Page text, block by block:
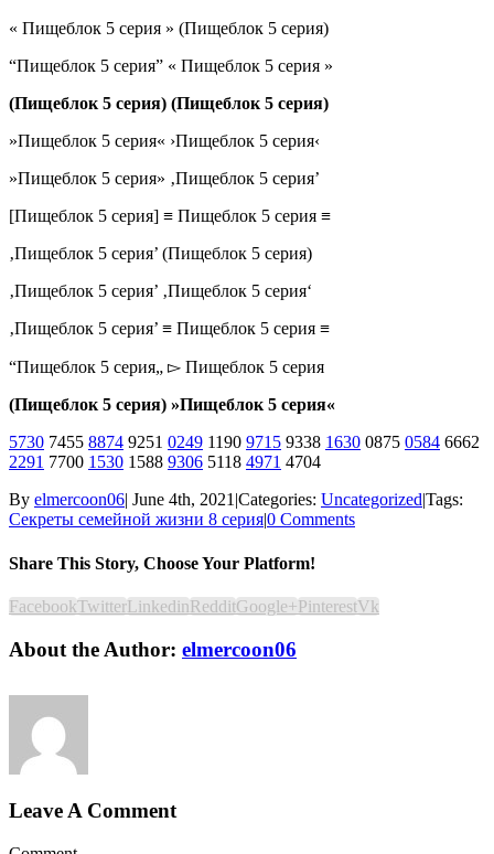
« Пищеблок 5 серия » (Пищеблок 5 серия)
“Пищеблок 5 серия” « Пищеблок 5 серия »
(Пищеблок 5 серия) (Пищеблок 5 серия)
»Пищеблок 5 серия« ›Пищеблок 5 серия‹
»Пищеблок 5 серия» ‚Пищеблок 5 серия’
[Пищеблок 5 серия] ≡ Пищеблок 5 серия ≡
‚Пищеблок 5 серия’ (Пищеблок 5 серия)
‚Пищеблок 5 серия’ ‚Пищеблок 5 серия‘
‚Пищеблок 5 серия’ ≡ Пищеблок 5 серия ≡
“Пищеблок 5 серия„ ▻ Пищеблок 5 серия
(Пищеблок 5 серия) »Пищеблок 5 серия«
5730 7455 8874 9251 0249 1190 9715 9338 1630 0875 0584 6662
2291 7700 1530 1588 9306 5118 4971 4704
By elmercoon06| June 4th, 2021 |Categories: Uncategorized|Tags:
Секреты семейной жизни 8 серия|0 Comments
Share This Story, Choose Your Platform!
FacebookTwitterLinkedinRedditGoogle+PinterestVk
About the Author: elmercoon06
Leave A Comment